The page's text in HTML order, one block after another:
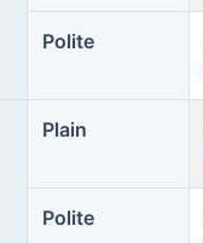
Polite
Plain
Polite